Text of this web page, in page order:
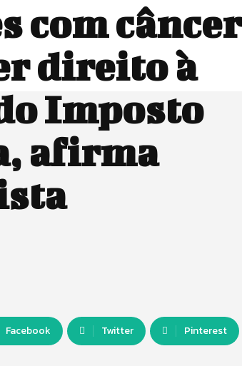
com câncer
direito à
Imposto
afirma
Facebook Twitter Pinterest